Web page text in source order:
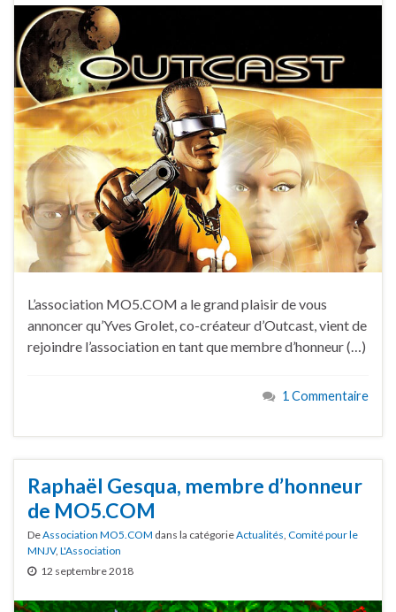
L’association MO5.COM a le grand plaisir de vous
annoncer qu’Yves Grolet, co-créateur d’Outcast, vient de
rejoindre l’association en tant que membre d’honneur (…)
1 Commentaire
Raphaël Gesqua, membre d’honneur
de MO5.COM
DeAssociation MO5.COM dans la catégorieActualités Comité pour le
MNJV, L'Association
12 septembre 2018